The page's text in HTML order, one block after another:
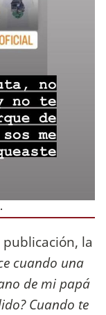
la
cuando una
de mi papá
Cuando te